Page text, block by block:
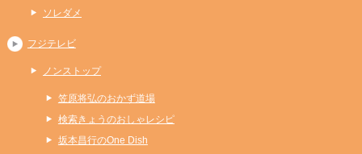
ソレダメ
フジテレビ
ノンストップ
笠原将弘のおかず道場
検索きょうのおしゃレシピ
坂本昌行のOne Dish